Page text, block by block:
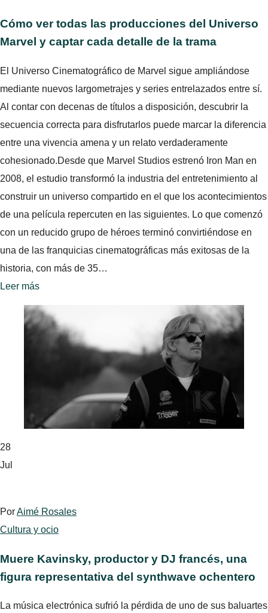
Cómo ver todas las producciones del Universo
Marvel y captar cada detalle de la trama
El Universo Cinematográfico de Marvel sigue ampliándose
mediante nuevos largometrajes y series entrelazados entre sí.
Al contar con decenas de títulos a disposición, descubrir la
secuencia correcta para disfrutarlos puede marcar la diferencia
entre una vivencia amena y un relato verdaderamente
cohesionado.Desde que Marvel Studios estrenó Iron Man en
2008, el estudio transformó la industria del entretenimiento al
construir un universo compartido en el que los acontecimientos
de una película repercuten en las siguientes. Lo que comenzó
con un reducido grupo de héroes terminó convirtiéndose en
una de las franquicias cinematográficas más exitosas de la
historia, con más de 35…
Leer más
28
Jul
PorAimé Rosales
Cultura y ocio
Muere Kavinsky, productor y DJ francés, una
figura representativa del synthwave ochentero
La música electrónica sufrió la pérdida de uno de sus baluartes